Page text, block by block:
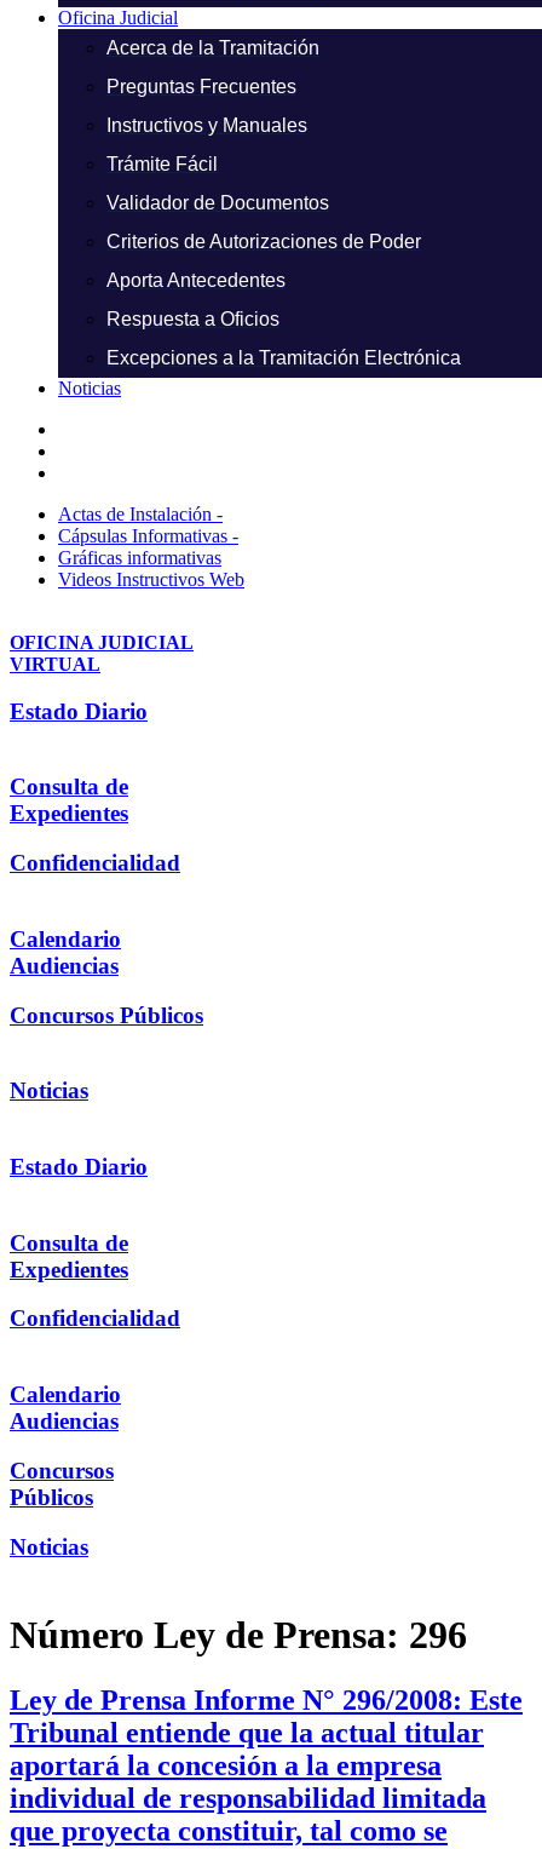
Oficina Judicial
Acerca de la Tramitación
Preguntas Frecuentes
Instructivos y Manuales
Trámite Fácil
Validador de Documentos
Criterios de Autorizaciones de Poder
Aporta Antecedentes
Respuesta a Oficios
Excepciones a la Tramitación Electrónica
Noticias
Actas de Instalación -
Cápsulas Informativas -
Gráficas informativas
Videos Instructivos Web
OFICINA JUDICIAL
VIRTUAL
Estado Diario
Consulta de
Expedientes
Confidencialidad
Calendario
Audiencias
Concursos Públicos
Noticias
Estado Diario
Consulta de
Expedientes
Confidencialidad
Calendario
Audiencias
Concursos
Públicos
Noticias
Número Ley de Prensa: 296
Ley de Prensa Informe N° 296/2008: Este
Tribunal entiende que la actual titular
aportará la concesión a la empresa
individual de responsabilidad limitada
que proyecta constituir, tal como se